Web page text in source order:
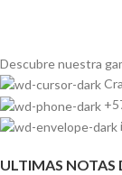
Descubre nuestra
ULTIMAS NOTAS